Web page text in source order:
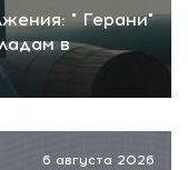
" Герани"
в
6 августа 2026